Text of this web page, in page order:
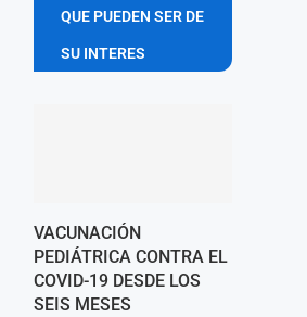
QUE PUEDEN SER DE
SU INTERES
VACUNACIÓN
PEDIÁTRICA CONTRA EL
COVID-19 DESDE LOS
SEIS MESES